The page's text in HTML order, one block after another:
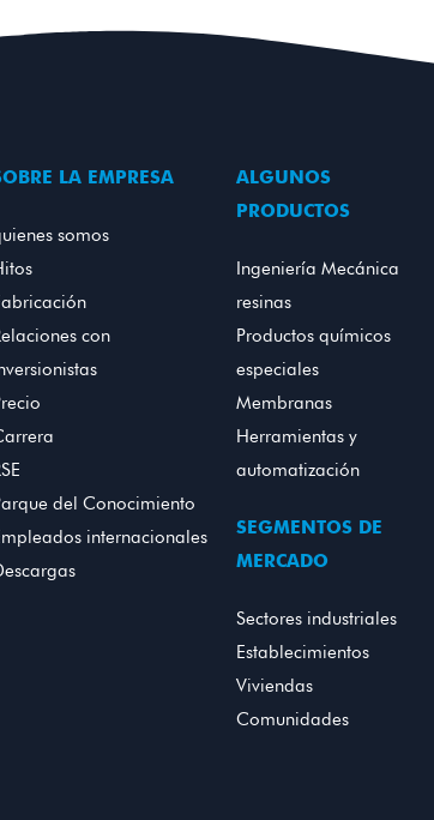
LA EMPRESA
somos
con
del Conocimiento
internacionales
ALGUNOS
PRODUCTOS
Ingeniería Mecánica
resinas
Productos químicos
especiales
Membranas
Herramientas y
automatización
SEGMENTOS DE
MERCADO
Sectores industriales
Establecimientos
Viviendas
Comunidades